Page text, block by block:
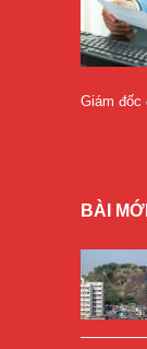
Giám đốc
BÀI MỚI